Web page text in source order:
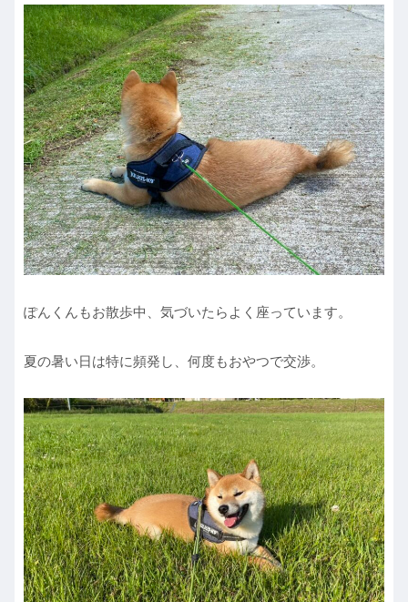
ぽんくんもお散歩中、気づいたらよく座っています。
夏の暑い日は特に頻発し、何度もおやつで交渉。